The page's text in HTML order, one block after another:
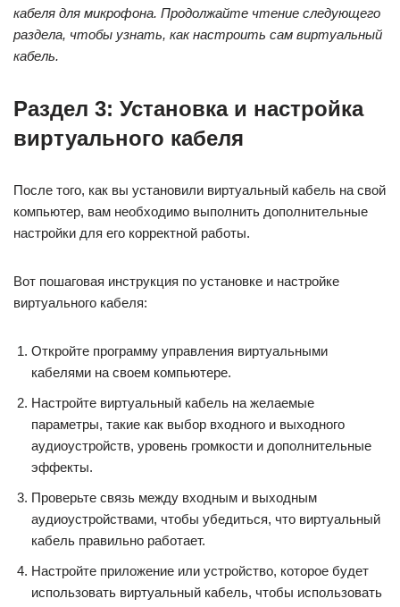
кабеля для микрофона. Продолжайте чтение следующего
раздела, чтобы узнать, как настроить сам виртуальный
кабель.
Раздел 3: Установка и настройка
виртуального кабеля
После того, как вы установили виртуальный кабель на свой
компьютер, вам необходимо выполнить дополнительные
настройки для его корректной работы.
Вот пошаговая инструкция по установке и настройке
виртуального кабеля:
Откройте программу управления виртуальными
кабелями на своем компьютере.
Настройте виртуальный кабель на желаемые
параметры, такие как выбор входного и выходного
аудиоустройств, уровень громкости и дополнительные
эффекты.
Проверьте связь между входным и выходным
аудиоустройствами, чтобы убедиться, что виртуальный
кабель правильно работает.
Настройте приложение или устройство, которое будет
использовать виртуальный кабель, чтобы использовать